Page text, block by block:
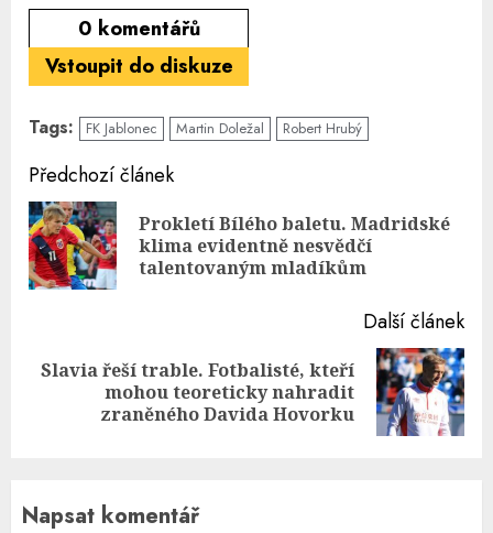
0 komentářů
Vstoupit do diskuze
Tags: FK Jablonec Martin Doležal Robert Hrubý
Continue
Reading
Předchozí článek
Prokletí Bílého baletu. Madridské
klima evidentně nesvědčí
talentovaným mladíkům
Další článek
Next
Slavia řeší trable. Fotbalisté, kteří
mohou teoreticky nahradit
zraněného Davida Hovorku
Napsat komentář